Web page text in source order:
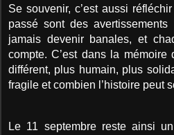
Se souvenir, c’est aussi
passé sont des
jamais devenir banales, et
compte. C’est dans la
différent, plus humain, plus
fragile et combien l’histoire peut
Le 11 septembre reste ainsi